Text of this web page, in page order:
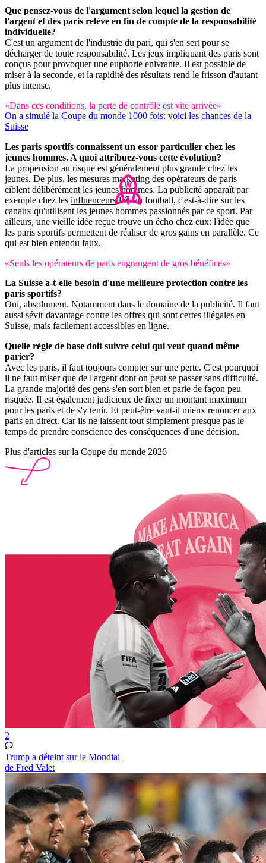
Que pensez-vous de l'argument selon lequel la gestion de
l'argent et des paris relève en fin de compte de la responsabilité
individuelle?
C'est un argument de l'industrie du pari, qui s'en sert pour se
décharger de toute responsabilité. Les jeux impliquant des paris sont
conçus pour provoquer une euphorie enivrante. Il est possible de
miser à la seconde, et la rapidité des résultats rend le frisson d'autant
plus intense.
«Dans ces conditions, la perte de contrôle est vite arrivée»
On a simulé la Coupe du monde 1000 fois: voici les chances de la
Suisse
Les paris sportifs connaissent un essor particulier chez les
jeunes hommes. A quoi attribuez-vous cette évolution?
La propension au risque est généralement plus grande chez les
jeunes. De plus, les mesures marketing des opérateurs de paris
ciblent délibérément les jeunes hommes. La publicité apparaît par
exemple chez les influenceursliés au football, c'est-à-dire sur les
canaux qu'utilisent les jeunes hommes passionnés par ce sport. Par
ailleurs, une vieille idée reçue trouve un écho chez eux: l'idée que
les paris sportifs permettent de réaliser de gros gains en parallèle. Ce
qui est bien entendu faux.
«Seuls les opérateurs de paris engrangent de gros bénéfices»
La Suisse a-t-elle besoin d'une meilleure protection contre les
paris sportifs?
Oui, absolument. Notamment dans le domaine de la publicité. Il faut
aussi sévir davantage contre les offres qui sont certes illégales en
Suisse, mais facilement accessibles en ligne.
Quelle règle de base doit suivre celui qui veut quand même
parier?
Avec les paris, il faut toujours compter sur une perte. C'est pourquoi
il ne faut miser que de l'argent dont on peut se passer sans difficulté.
La grande majorité des gens s'en sort bien et parie de façon peu
risquée. Il est également judicieux de fixer un montant maximum
pour les paris et de s'y tenir. Et peut-être vaut-il mieux renoncer aux
paris en direct. Car ils ne laissent tout simplement presque pas le
temps de prendre conscience des conséquences d'une décision.
Plus d'articles sur la Coupe du monde 2026
2
Trump a déteint sur le Mondial
de Fred Valet